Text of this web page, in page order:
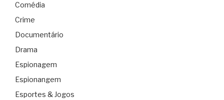
Comédia
Crime
Documentário
Drama
Espionagem
Espionangem
Esportes & Jogos